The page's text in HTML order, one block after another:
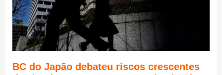
BC do Japão debateu riscos crescentes